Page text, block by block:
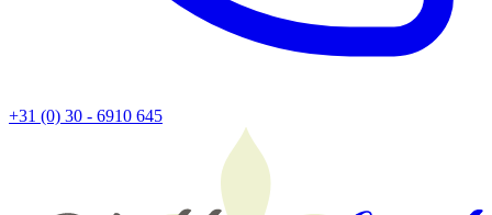
+31 (0) 30 - 6910 645